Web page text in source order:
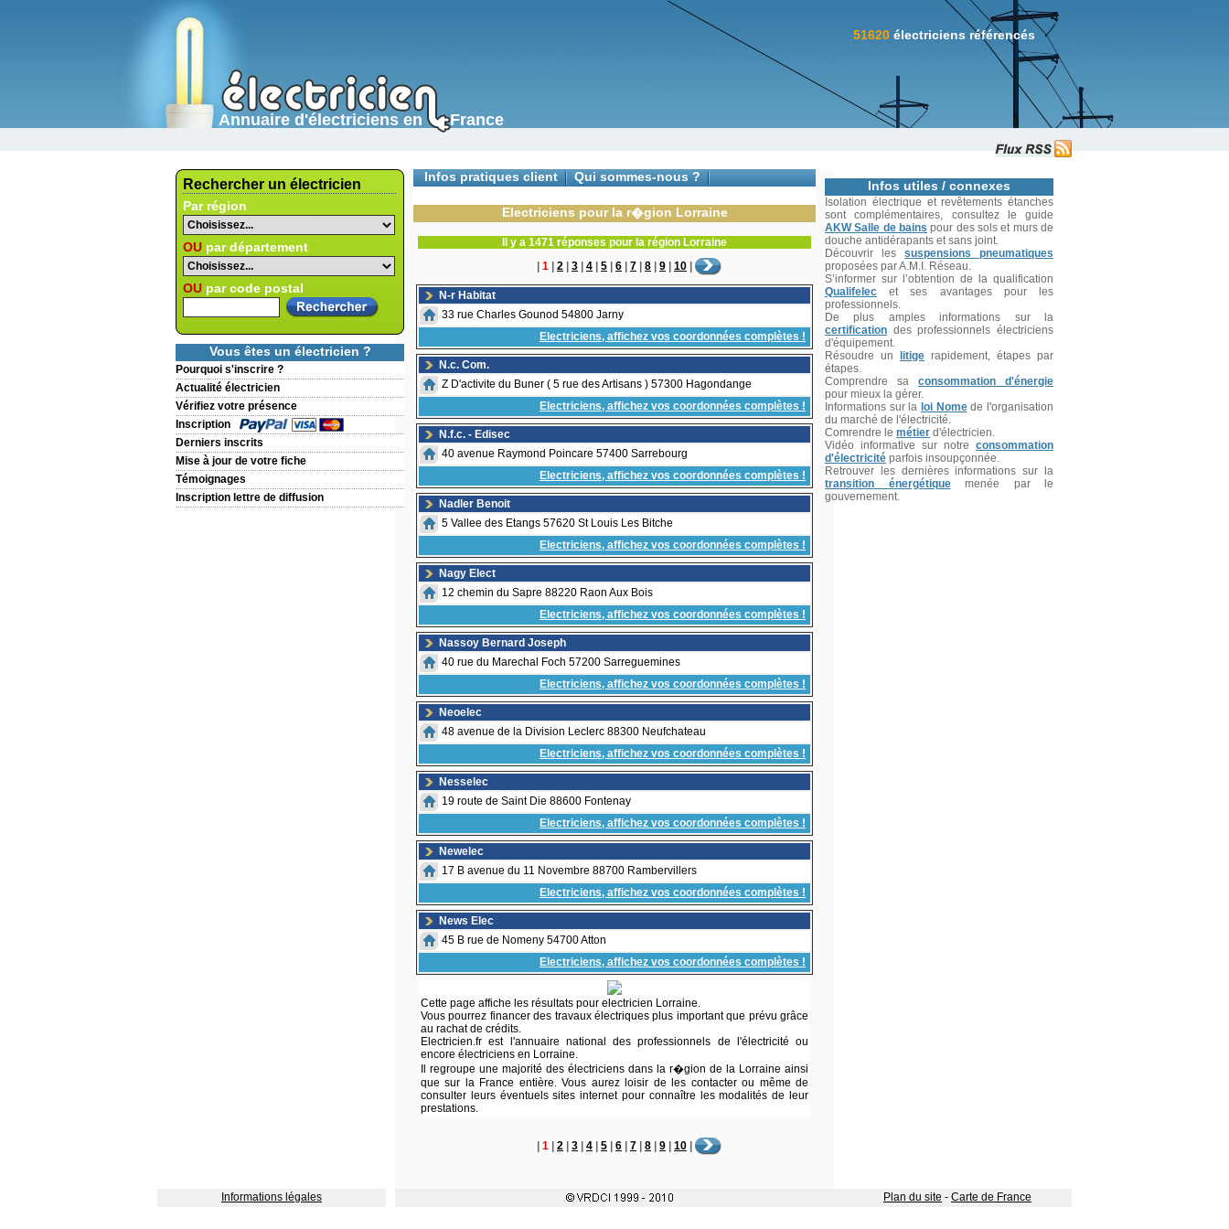
Annuaire d'électriciens en France
51620 électriciens référencés
Rechercher un électricien
Par région
OU par département
OU par code postal
Vous êtes un électricien ?
Pourquoi s'inscrire ?
Actualité électricien
Vérifiez votre présence
Inscription
Derniers inscrits
Mise à jour de votre fiche
Témoignages
Inscription lettre de diffusion
Infos pratiques client
Qui sommes-nous ?
Electriciens pour la r�gion Lorraine
Il y a 1471 réponses pour la région Lorraine
1 2 3 4 5 6 7 8 9 10
N-r Habitat
33 rue Charles Gounod 54800 Jarny
Electriciens, affichez vos coordonnées complètes !
N.c. Com.
Z D'activite du Buner ( 5 rue des Artisans ) 57300 Hagondange
Electriciens, affichez vos coordonnées complètes !
N.f.c. - Edisec
40 avenue Raymond Poincare 57400 Sarrebourg
Electriciens, affichez vos coordonnées complètes !
Nadler Benoit
5 Vallee des Etangs 57620 St Louis Les Bitche
Electriciens, affichez vos coordonnées complètes !
Nagy Elect
12 chemin du Sapre 88220 Raon Aux Bois
Electriciens, affichez vos coordonnées complètes !
Nassoy Bernard Joseph
40 rue du Marechal Foch 57200 Sarreguemines
Electriciens, affichez vos coordonnées complètes !
Neoelec
48 avenue de la Division Leclerc 88300 Neufchateau
Electriciens, affichez vos coordonnées complètes !
Nesselec
19 route de Saint Die 88600 Fontenay
Electriciens, affichez vos coordonnées complètes !
Newelec
17 B avenue du 11 Novembre 88700 Rambervillers
Electriciens, affichez vos coordonnées complètes !
News Elec
45 B rue de Nomeny 54700 Atton
Electriciens, affichez vos coordonnées complètes !
Cette page affiche les résultats pour electricien Lorraine.
Vous pourrez financer des travaux électriques plus important que prévu grâce
au rachat de crédits.
Electricien.fr est l'annuaire national des professionnels de l'électricité ou
encore électriciens en Lorraine.
Il regroupe une majorité des électriciens dans la r�gion de la Lorraine ainsi
que sur la France entière. Vous aurez loisir de les contacter ou même de
consulter leurs éventuels sites internet pour connaître les modalités de leur
prestations.
1 2 3 4 5 6 7 8 9 10
Infos utiles / connexes
Isolation électrique et revêtements étanches
sont complémentaires, consultez le guide
AKW Salle de bains pour des sols et murs de
douche antidérapants et sans joint.
Découvrir les suspensions pneumatiques
proposées par A.M.I. Réseau.
S’informer sur l’obtention de la qualification
Qualifelec et ses avantages pour les
professionnels.
De plus amples informations sur la
certification des professionnels électriciens
d'équipement.
Résoudre un
litige rapidement, étapes par
étapes.
Comprendre sa consommation d'énergie
pour mieux la gérer.
Informations sur la loi Nomede l'organisation
du marché de l'électricité.
Comrendre le métier d'électricien.
Vidéo informative sur notre consommation
d'électricité parfois insoupçonnée.
Retrouver les dernières informations sur la
transition énergétiquemenée par le
gouvernement.
Informations légales Plan du site - Carte de France